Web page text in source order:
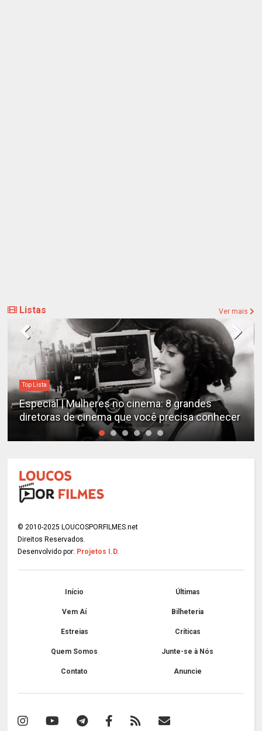
Listas Ver mais
Top Lista
Especial | Mulheres no cinema: 8 grandes
diretoras de cinema que você precisa conhecer
© 2010-2025 LOUCOSPORFILMES.net
Direitos Reservados.
Desenvolvido por: Projetos I.D.
Início Últimas
Vem Aí Bilheteria
Estreias Críticas
Quem Somos Junte-se à Nós
Contato Anuncie